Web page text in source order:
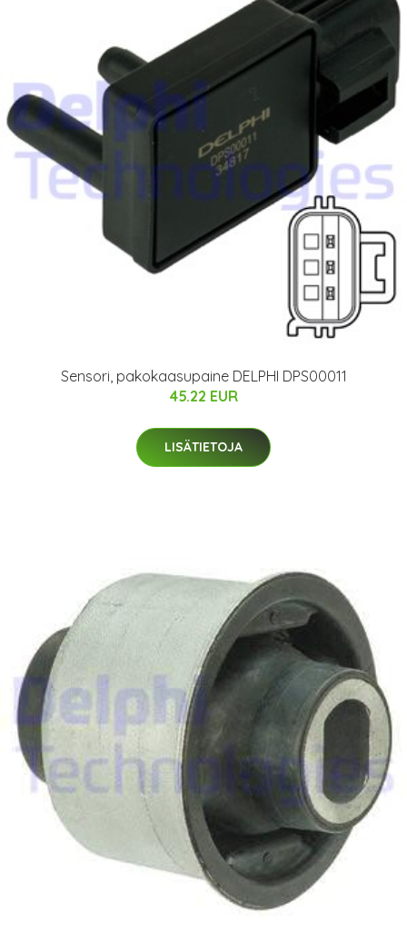
Sensori, pakokaasupaine DELPHI DPS00011
45.22 EUR
LISÄTIETOJA